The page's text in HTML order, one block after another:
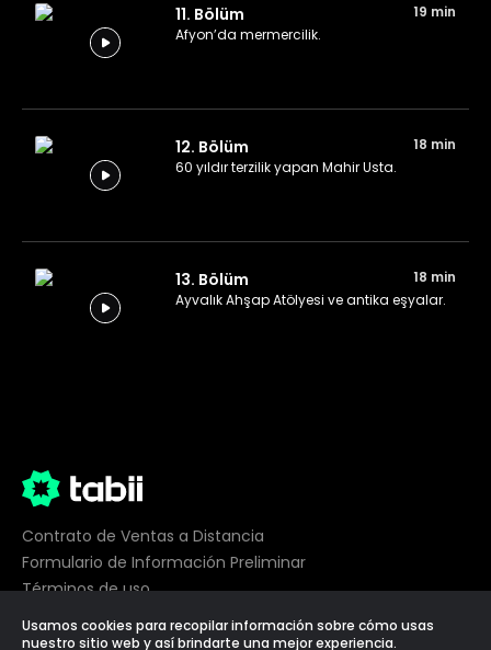
11. Bölüm
19 min
Afyon’da mermercilik.
12. Bölüm
18 min
60 yıldır terzilik yapan Mahir Usta.
13. Bölüm
18 min
Ayvalık Ahşap Atölyesi ve antika eşyalar.
Contrato de Ventas a Distancia
Formulario de Información Preliminar
Términos de uso
Privacidad
Preferencias de cookies
Usamos cookies para recopilar información sobre cómo usas
nuestro sitio web y así brindarte una mejor experiencia.